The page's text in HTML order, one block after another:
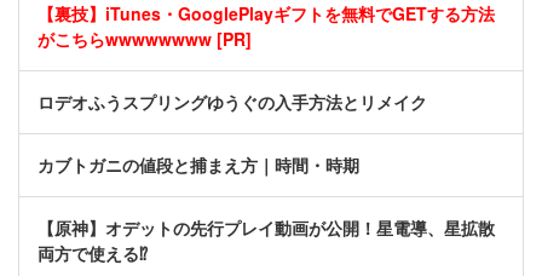
【裏技】iTunes・GooglePlayギフトを無料でGETする方法
がこちらwwwwwwww [PR]
ロデオふうスプリングゆうぐの入手方法とリメイク
カブトガニの値段と捕まえ方｜時間・時期
【原神】オデットの先行プレイ動画が公開！星電導、星拡散
両方で使える⁉